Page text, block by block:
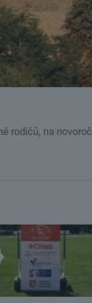
rodičů, na